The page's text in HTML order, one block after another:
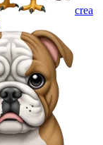
crea